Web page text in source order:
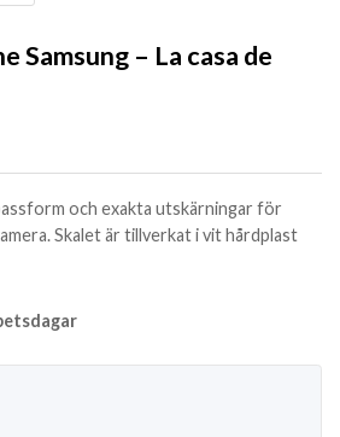
Samsung – La casa de
och exakta utskärningar för
Skalet är tillverkat i vit hårdplast
priset var: 199kr.
är: 99kr.